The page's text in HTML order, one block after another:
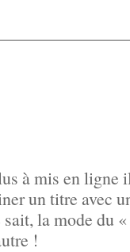
à mis en
un titre avec
la mode du
!